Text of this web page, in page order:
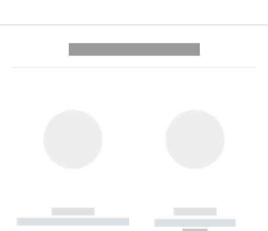
------------
----------- ----------- --------
------------
----------- -----------